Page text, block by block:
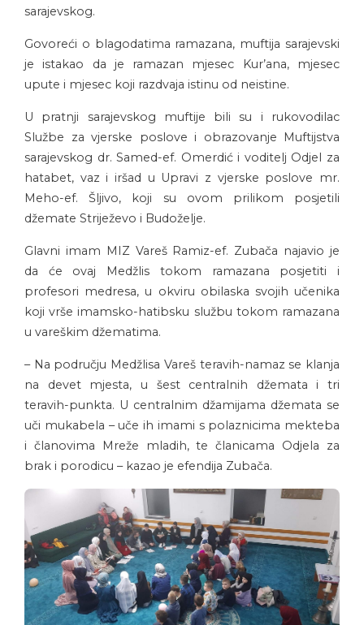
sarajevskog.
Govoreći o blagodatima ramazana, muftija sarajevski
je istakao da je ramazan mjesec Kur’ana, mjesec
upute i mjesec koji razdvaja istinu od neistine.
U pratnji sarajevskog muftije bili su i rukovodilac
Službe za vjerske poslove i obrazovanje Muftijstva
sarajevskog dr. Samed-ef. Omerdić i voditelj Odjel za
hatabet, vaz i iršad u Upravi z vjerske poslove mr.
Meho-ef. Šljivo, koji su ovom prilikom posjetili
džemate Striježevo i Budoželje.
Glavni imam MIZ Vareš Ramiz-ef. Zubača najavio je
da će ovaj Medžlis tokom ramazana posjetiti i
profesori medresa, u okviru obilaska svojih učenika
koji vrše imamsko-hatibsku službu tokom ramazana
u vareškim džematima.
– Na području Medžlisa Vareš teravih-namaz se klanja
na devet mjesta, u šest centralnih džemata i tri
teravih-punkta. U centralnim džamijama džemata se
uči mukabela – uče ih imami s polaznicima mekteba
i članovima Mreže mladih, te članicama Odjela za
brak i porodicu – kazao je efendija Zubača.